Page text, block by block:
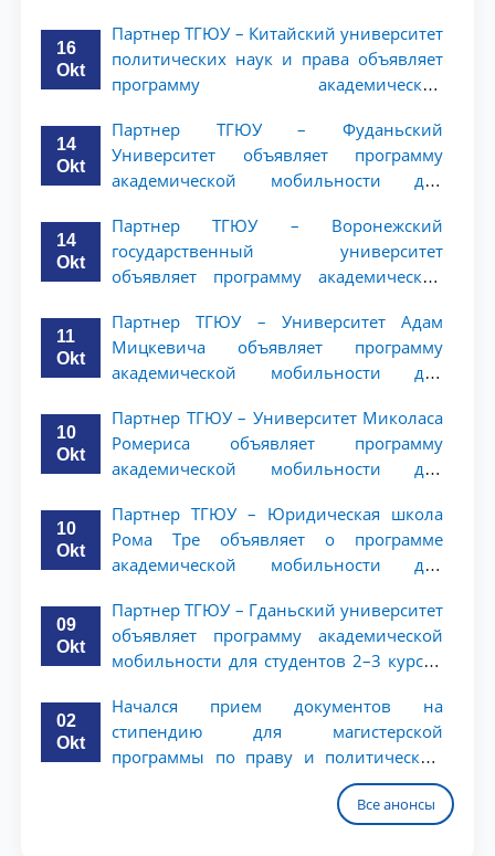
16
Okt
Партнер ТГЮУ – Китайский университет
политических наук и права объявляет
программу академической
ТГЮУ
14
Okt
Партнер ТГЮУ – Фуданьский
Университет объявляет программу
академической мобильности для
14
Okt
Партнер ТГЮУ – Воронежский
государственный университет
объявляет программу академической
ТГЮУ
11
Okt
Партнер ТГЮУ – Университет Адам
Мицкевича объявляет программу
академической мобильности для
10
Okt
Партнер ТГЮУ – Университет Миколаса
Ромериса объявляет программу
академической мобильности для
10
Okt
Партнер ТГЮУ – Юридическая школа
Рома Тре объявляет о программе
академической мобильности для
09
Okt
Партнер ТГЮУ – Гданьский университет
объявляет программу академической
мобильности для студентов 2–3 курсов
02
Okt
Начался прием документов на
стипендию для магистерской
программы по праву и политическим
наукам в Университете Нагоя
Все анонсы